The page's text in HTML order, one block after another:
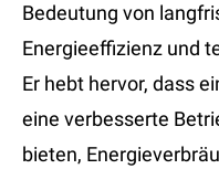
Bedeutung von
Energieeffizienz und
Er hebt hervor, dass
eine verbesserte
bieten,